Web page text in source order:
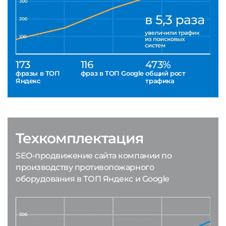
173
фразы в ТОП
Яндекс
116
фраз в ТОП Google
473%
общий рост
трафика
Техкомплектация
SEO-продвижение сайта компании по
производству противопожарного
оборудования в ТОП Яндекс и Google